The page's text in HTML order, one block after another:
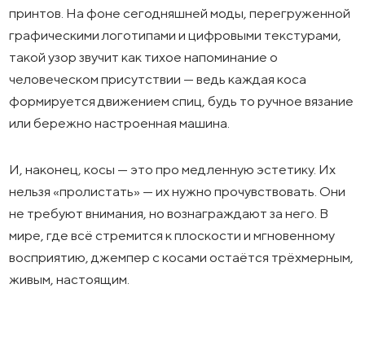
принтов. На фоне сегодняшней моды, перегруженной
графическими логотипами и цифровыми текстурами,
такой узор звучит как тихое напоминание о
человеческом присутствии — ведь каждая коса
формируется движением спиц, будь то ручное вязание
или бережно настроенная машина.
И, наконец, косы — это про медленную эстетику. Их
нельзя «пролистать» — их нужно прочувствовать. Они
не требуют внимания, но вознаграждают за него. В
мире, где всё стремится к плоскости и мгновенному
восприятию, джемпер с косами остаётся трёхмерным,
живым, настоящим.